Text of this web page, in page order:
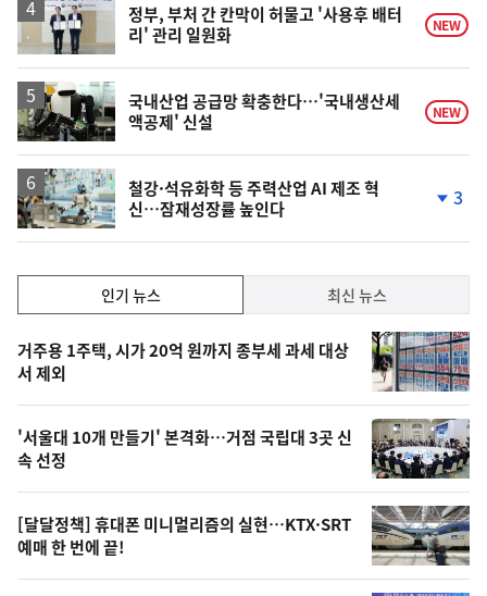
정부, 부처 간 칸막이 허물고 '사용후 배터
리' 관리 일원화
NEW
국내산업 공급망 확충한다…'국내생산세
액공제' 신설
NEW
철강·석유화학 등 주력산업 AI 제조 혁
신…잠재성장률 높인다
락
3
기,
최
신,
오
늘
의
영
상
인기 뉴스 최신 뉴스
기
뉴
스
거주용 1주택, 시가 20억 원까지 종부세 과세 대상
서 제외
'서울대 10개 만들기' 본격화…거점 국립대 3곳 신
속 선정
[달달정책] 휴대폰 미니멀리즘의 실현…KTX·SRT
예매 한 번에 끝!